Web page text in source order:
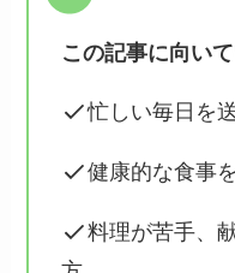
この記事に向い
忙しい毎日を
健康的な食事
料理が苦手、